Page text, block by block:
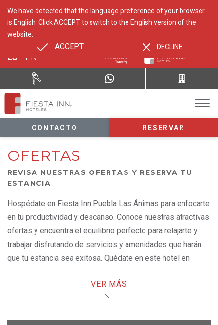
ES EN
CONTACTO RESERVAR
We have detected that the language preference of your browser
is English. Click ACCEPT to switch to the English version of the
website.
ACCEPT DECLINE
OFERTAS
REVISA NUESTRAS OFERTAS Y RESERVA TU
ESTANCIA
Hospédate en Fiesta Inn Puebla Las Ánimas para enfocarte
en tu productividad y descanso. Conoce nuestras atractivas
ofertas y encuentra el equilibrio perfecto para relajarte y
trabajar disfrutando de servicios y amenidades que harán
que tu estancia sea exitosa. Quédate en este hotel en
VER MÁS